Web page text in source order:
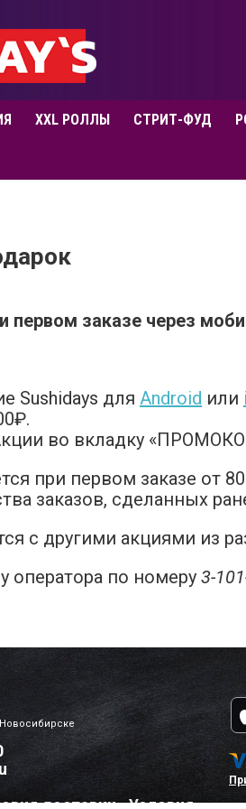
XXL РОЛЛЫ СТРИТ-ФУД
заказе через
Sushidays для Android или
во вкладку
при первом заказе от
заказов, сделанных
с другими акциями из
оператора по номеру 3-
доставки•Условия